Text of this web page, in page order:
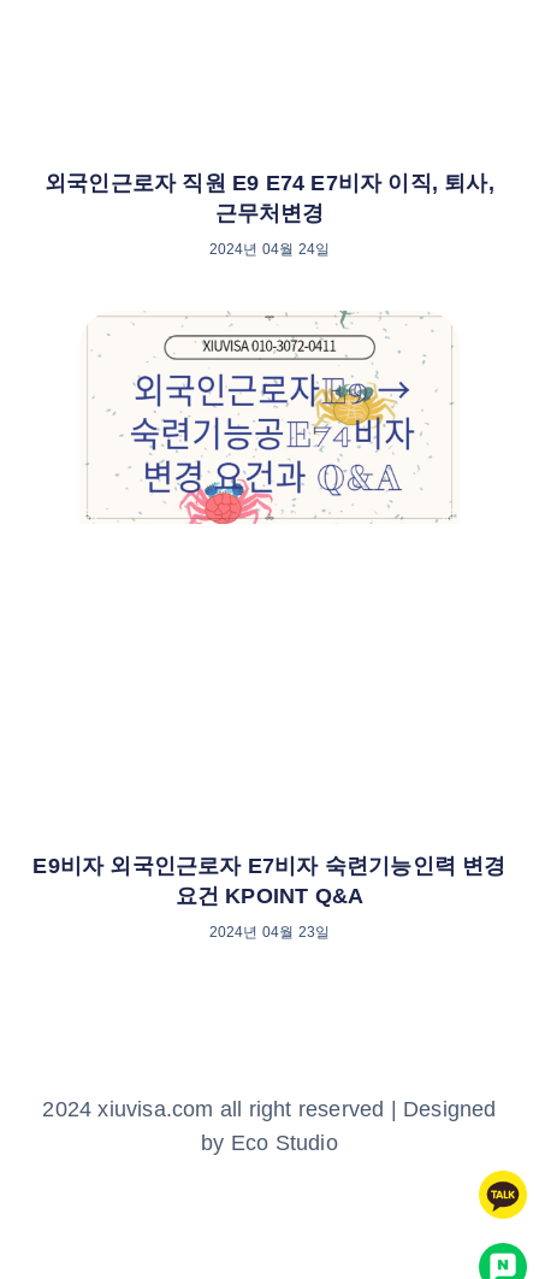
외국인근로자 직원 E9 E74 E7비자 이직, 퇴사,
근무처변경
2024년 04월 24일
E9비자 외국인근로자 E7비자 숙련기능인력 변경
요건 KPOINT Q&A
2024년 04월 23일
2024 xiuvisa.com all right reserved | Designed
by Eco Studio